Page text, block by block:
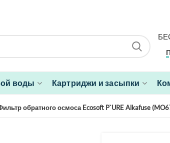
воды Картриджи и засыпки
обратного осмоса Ecosoft P`URE Alkafuse